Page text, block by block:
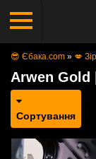
😎 Єбака.com » 💋
Arwen Gold
Сортування